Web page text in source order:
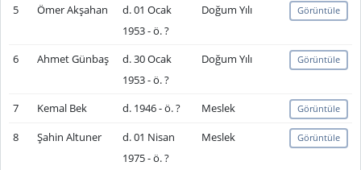
5 Ömer Akşahan
d. 01 Ocak
1953 - ö. ?
Doğum Yılı Görüntüle
6 Ahmet Günbaş
d. 30 Ocak
1953 - ö. ?
Doğum Yılı Görüntüle
7 Kemal Bek d. 1946 - ö. ? Meslek Görüntüle
8 Şahin Altuner
d. 01 Nisan
1975 - ö. ?
Meslek Görüntüle